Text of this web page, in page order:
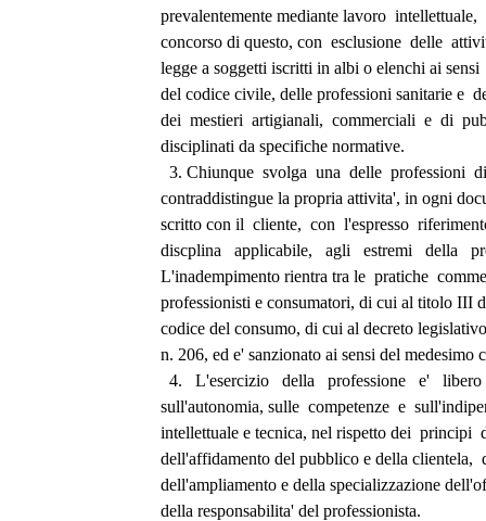
prevalentemente mediante lavoro  intellettuale,
concorso di questo, con  esclusione  delle
legge a soggetti iscritti in albi o elenchi ai sensi
del codice civile, delle professioni sanitarie e
dei  mestieri  artigianali,  commerciali  e  di
disciplinati da specifiche normative.
3. Chiunque  svolga  una  delle  professioni
contraddistingue la propria attivita', in ogni
scritto con il  cliente,  con  l'espresso
discplina   applicabile,   agli   estremi   della
L'inadempimento rientra tra le  pratiche
professionisti e consumatori, di cui al titolo III
codice del consumo, di cui al decreto
n. 206, ed e' sanzionato ai sensi del medesimo
4.   L'esercizio   della   professione   e'
sull'autonomia, sulle  competenze  e
intellettuale e tecnica, nel rispetto dei  principi
dell'affidamento del pubblico e della clientela,
dell'ampliamento e della specializzazione
della responsabilita' del professionista.